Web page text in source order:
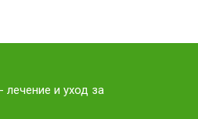
и уход за